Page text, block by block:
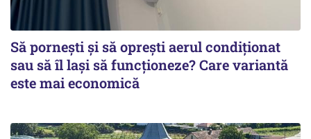
Să pornești și să oprești aerul condiționat
sau să îl lași să funcționeze? Care variantă
este mai economică